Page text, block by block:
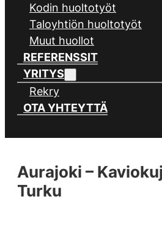
Kodin huoltotyöt
Taloyhtiön huoltotyöt
Muut huollot
REFERENSSIT
YRITYS
Rekry
OTA YHTEYTTÄ
Aurajoki –
Turku